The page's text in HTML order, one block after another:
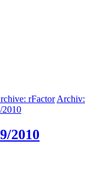
rFactorArchiv:
2010
2010